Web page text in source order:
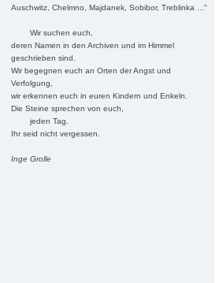
Auschwitz, Chelmno, Majdanek, Sobibor, Treblinka ..."
Wir suchen euch,
deren Namen in den Archiven und im Himmel
geschrieben sind.
Wir begegnen euch an Orten der Angst und
Verfolgung,
wir erkennen euch in euren Kindern und Enkeln.
Die Steine sprechen von euch,
jeden Tag.
Ihr seid nicht vergessen.
Inge Grolle